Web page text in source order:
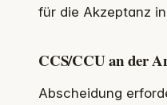
für die Akzeptanz
CCS/CCU an der
Abscheidung